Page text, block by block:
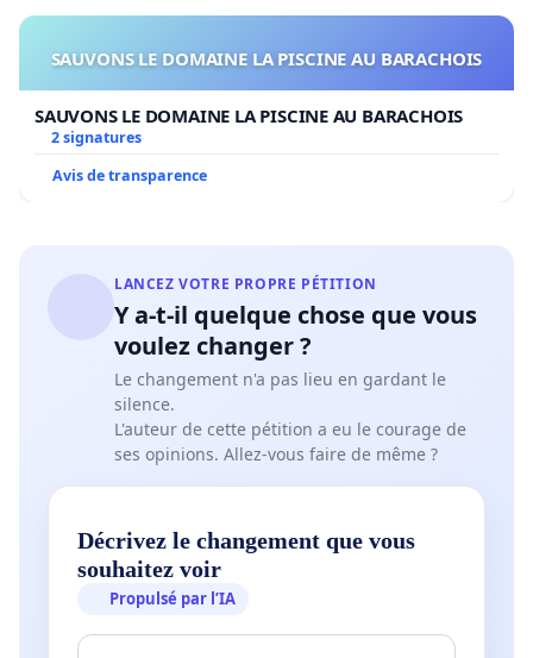
SAUVONS LE DOMAINE LA PISCINE AU BARACHOIS
SAUVONS LE DOMAINE LA PISCINE AU BARACHOIS
2 signatures
Avis de transparence
LANCEZ VOTRE PROPRE PÉTITION
Y a-t-il quelque chose que vous
voulez changer ?
Le changement n'a pas lieu en gardant le
silence.
L'auteur de cette pétition a eu le courage de
ses opinions. Allez-vous faire de même ?
Décrivez le changement que vous
souhaitez voir
Propulsé par l’IA